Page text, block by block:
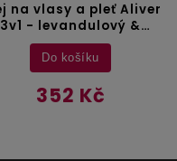
Silikonový masážní
hřeben Aliver
197 Kč
Do košíku